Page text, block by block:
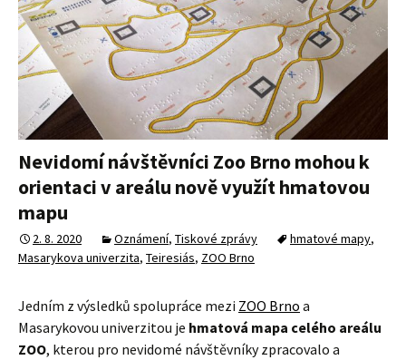
Nevidomí návštěvníci Zoo Brno mohou k
orientaci v areálu nově využít hmatovou
mapu
2. 8. 2020 Oznámení, Tiskové zprávy hmatové mapy,
Masarykova univerzita, Teiresiás, ZOO Brno
Jedním z výsledků spolupráce mezi ZOO Brno a
Masarykovou univerzitou je hmatová mapa celého areálu
ZOO, kterou pro nevidomé návštěvníky zpracovalo a